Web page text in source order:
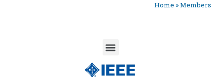
Home »Members